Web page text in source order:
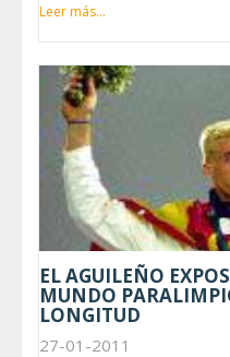
Leer más...
EL AGUILEÑO
MUNDO
LONGITUD
27-01-2011